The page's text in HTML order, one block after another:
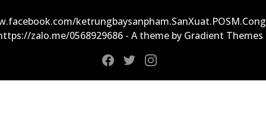
zalo.me/0568929686 - A theme by Gradient